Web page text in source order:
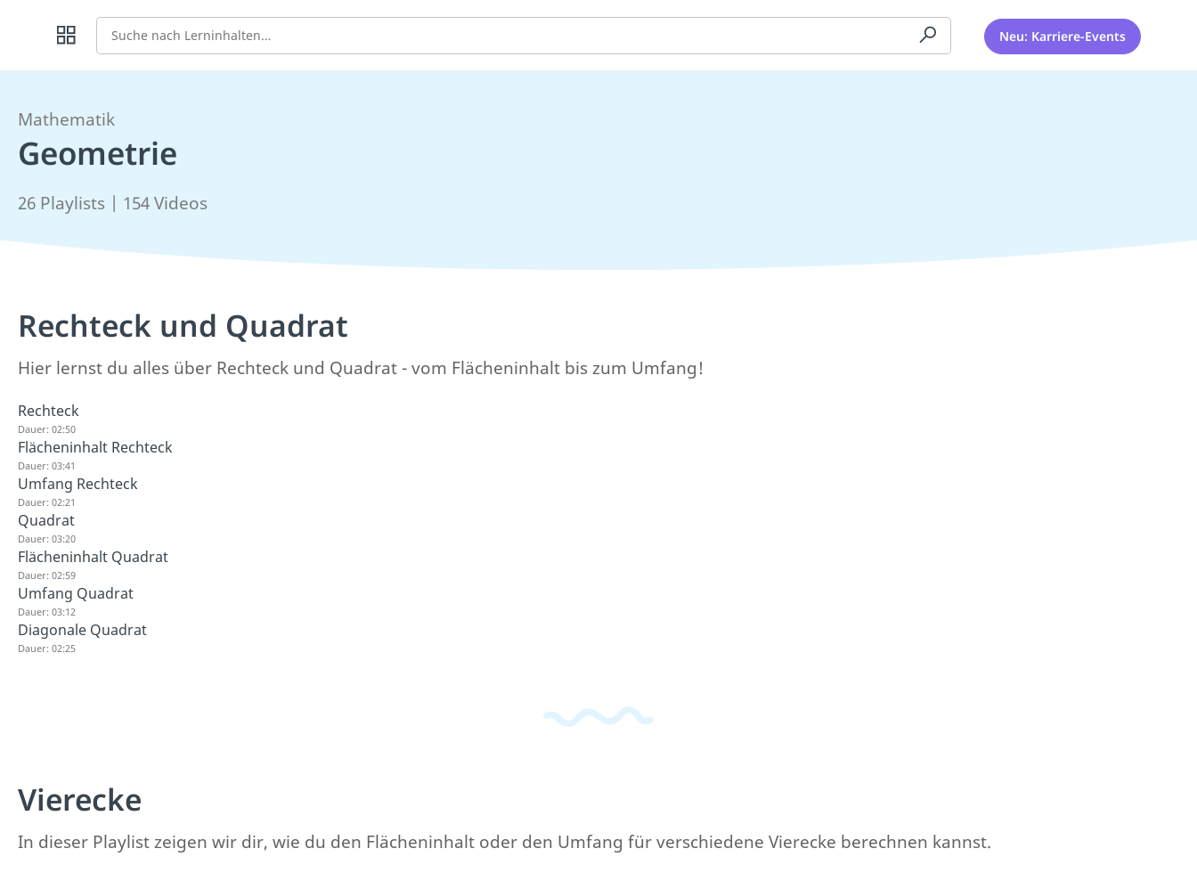
Suche Neu: Karriere-Events
Mathematik
Geometrie
26 Playlists | 154 Videos
Rechteck und Quadrat
Hier lernst du alles über Rechteck und Quadrat - vom Flächeninhalt bis zum Umfang!
Rechteck
Dauer: 02:50
Flächeninhalt Rechteck
Dauer: 03:41
Umfang Rechteck
Dauer: 02:21
Quadrat
Dauer: 03:20
Flächeninhalt Quadrat
Dauer: 02:59
Umfang Quadrat
Dauer: 03:12
Diagonale Quadrat
Dauer: 02:25
Vierecke
In dieser Playlist zeigen wir dir, wie du den Flächeninhalt oder den Umfang für verschiedene Vierecke berechnen kannst.